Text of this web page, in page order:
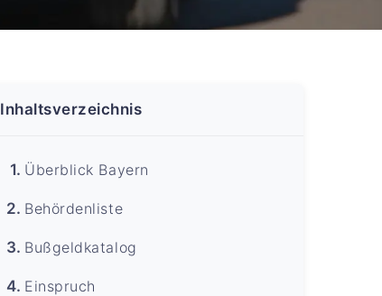
Inhaltsverzeichnis
Überblick Bayern
Behördenliste
Bußgeldkatalog
Einspruch